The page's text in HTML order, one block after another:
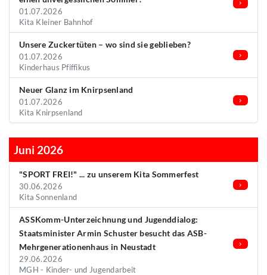
01.07.2026
Kita Kleiner Bahnhof
Unsere Zuckertüten – wo sind sie geblieben?
01.07.2026
Kinderhaus Pfiffikus
Neuer Glanz im Knirpsenland
01.07.2026
Kita Knirpsenland
Juni 2026
"SPORT FREI!" ... zu unserem Kita Sommerfest
30.06.2026
Kita Sonnenland
ASSKomm-Unterzeichnung und Jugenddialog:
Staatsminister Armin Schuster besucht das ASB-
Mehrgenerationenhaus in Neustadt
29.06.2026
MGH - Kinder- und Jugendarbeit